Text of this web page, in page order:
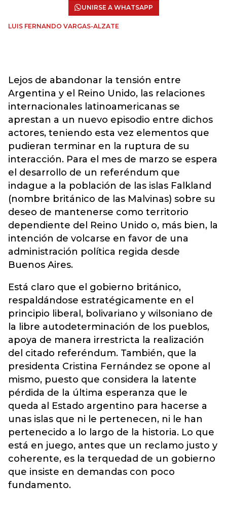
UNIRSE A WHATSAPP
LUIS FERNANDO VARGAS-ALZATE
Lejos de abandonar la tensión entre
Argentina y el Reino Unido, las relaciones
internacionales latinoamericanas se
aprestan a un nuevo episodio entre dichos
actores, teniendo esta vez elementos que
pudieran terminar en la ruptura de su
interacción. Para el mes de marzo se espera
el desarrollo de un referéndum que
indague a la población de las islas Falkland
(nombre británico de las Malvinas) sobre su
deseo de mantenerse como territorio
dependiente del Reino Unido o, más bien, la
intención de volcarse en favor de una
administración política regida desde
Buenos Aires.
Está claro que el gobierno británico,
respaldándose estratégicamente en el
principio liberal, bolivariano y wilsoniano de
la libre autodeterminación de los pueblos,
apoya de manera irrestricta la realización
del citado referéndum. También, que la
presidenta Cristina Fernández se opone al
mismo, puesto que considera la latente
pérdida de la última esperanza que le
queda al Estado argentino para hacerse a
unas islas que ni le pertenecen, ni le han
pertenecido a lo largo de la historia. Lo que
está en juego, antes que un reclamo justo y
coherente, es la terquedad de un gobierno
que insiste en demandas con poco
fundamento.